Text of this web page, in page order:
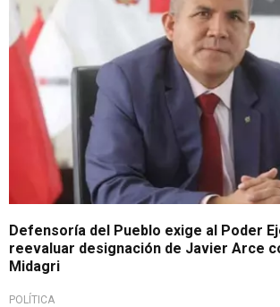
Defensoría del Pueblo exige al Poder
reevaluar designación de Javier Arce
Midagri
POLÍTICA